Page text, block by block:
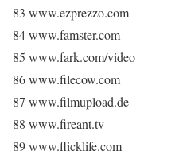
83 www.ezprezzo.com
84 www.famster.com
85 www.fark.com/video
86 www.filecow.com
87 www.filmupload.de
88 www.fireant.tv
89 www.flicklife.com